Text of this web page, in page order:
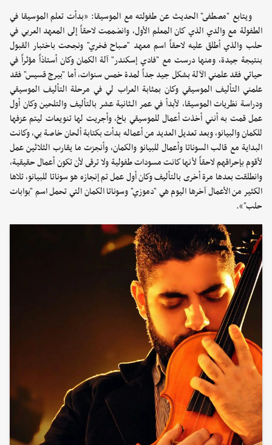
ويتابع "مصطفى" الحديث عن طفولته مع الموسيقا: «بدأت تعلم الموسيقا في
الطفولة مع والدي الذي كان المعلم الأول، وانضممت لاحقاً إلى المعهد العربي في
حلب والذي أطلق عليه لاحقاً اسم معهد "صباح فخري" ونجحت باختبار القبول
بنتيجة جيدة، ومنها درست مع "فادي إسكندر" آلة الكمان وكان أستاذاً مؤثراً في
حياتي فقد علمني الآلة بشكل جيد جداً لمدة خمس سنوات، أما "بيرج قسيس" فقد
علمني التأليف الموسيقي وكان بمثابة العراب لي في مرحلة التأليف الموسيقي
ودراسة نظريات الموسيقا، لأبدأ في عمر الـثانية عشر بالتأليف والتلحين وكان أول
عمل قمت به أنني أخذت أعمال للموسيقي باخ، وأجريت لها تنويعات ليتم عزفها
للكمان والبيانو، وبعد تعديل العديد من أعماله بدأت بكتابة ألحان خاصة بي، وكانت
البداية مع قالب السوناتا وأعمال للبيانو والكمان، وأنجزت ما يقارب الثلاثين عمل
لأقوم بإحراقهم لاحقاً لأنها كانت مسودات طفولية ولا ترقى لأن تكون أعمال حقيقية،
وانطلقت بعدها مرة أخرى بالتأليف وكان أول عمل تم إنجازه هو سوناتا للبيانو، تلاها
الكثير من الأعمال آخرها اليوم هي "دموزي" وسوناتا الكمان التي تحمل اسم "بوابات
حلب"».